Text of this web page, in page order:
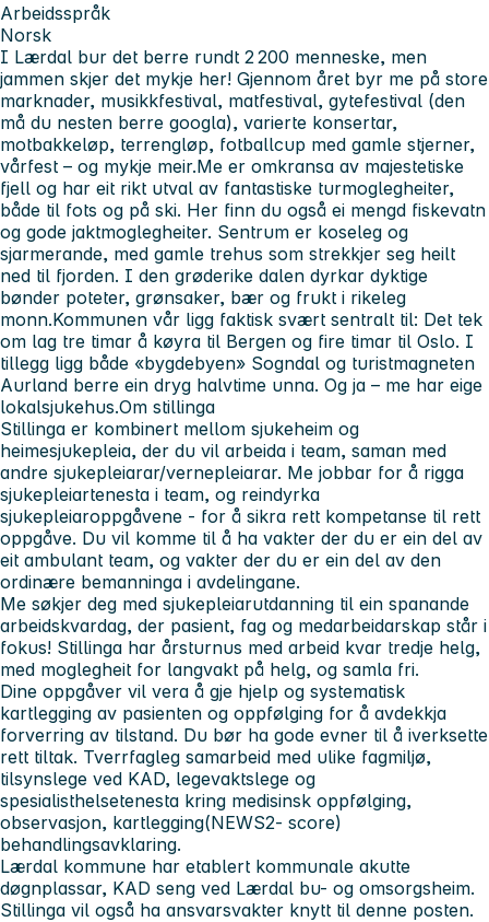
Arbeidsspråk
Norsk
I Lærdal bur det berre rundt 2 200 menneske, men
jammen skjer det mykje her! Gjennom året byr me på store
marknader, musikkfestival, matfestival, gytefestival (den
må du nesten berre googla), varierte konsertar,
motbakkeløp, terrengløp, fotballcup med gamle stjerner,
vårfest – og mykje meir.Me er omkransa av majestetiske
fjell og har eit rikt utval av fantastiske turmoglegheiter,
både til fots og på ski. Her finn du også ei mengd fiskevatn
og gode jaktmoglegheiter. Sentrum er koseleg og
sjarmerande, med gamle trehus som strekkjer seg heilt
ned til fjorden. I den grøderike dalen dyrkar dyktige
bønder poteter, grønsaker, bær og frukt i rikeleg
monn.Kommunen vår ligg faktisk svært sentralt til: Det tek
om lag tre timar å køyra til Bergen og fire timar til Oslo. I
tillegg ligg både «bygdebyen» Sogndal og turistmagneten
Aurland berre ein dryg halvtime unna. Og ja – me har eige
lokalsjukehus.Om stillinga
Stillinga er kombinert mellom sjukeheim og
heimesjukepleia, der du vil arbeida i team, saman med
andre sjukepleiarar/vernepleiarar. Me jobbar for å rigga
sjukepleiartenesta i team, og reindyrka
sjukepleiaroppgåvene - for å sikra rett kompetanse til rett
oppgåve. Du vil komme til å ha vakter der du er ein del av
eit ambulant team, og vakter der du er ein del av den
ordinære bemanninga i avdelingane.
Me søkjer deg med sjukepleiarutdanning til ein spanande
arbeidskvardag, der pasient, fag og medarbeidarskap står i
fokus! Stillinga har årsturnus med arbeid kvar tredje helg,
med moglegheit for langvakt på helg, og samla fri.
Dine oppgåver vil vera å gje hjelp og systematisk
kartlegging av pasienten og oppfølging for å avdekkja
forverring av tilstand. Du bør ha gode evner til å iverksette
rett tiltak. Tverrfagleg samarbeid med ulike fagmiljø,
tilsynslege ved KAD, legevaktslege og
spesialisthelsetenesta kring medisinsk oppfølging,
observasjon, kartlegging(NEWS2- score)
behandlingsavklaring.
Lærdal kommune har etablert kommunale akutte
døgnplassar, KAD seng ved Lærdal bu- og omsorgsheim.
Stillinga vil også ha ansvarsvakter knytt til denne posten.